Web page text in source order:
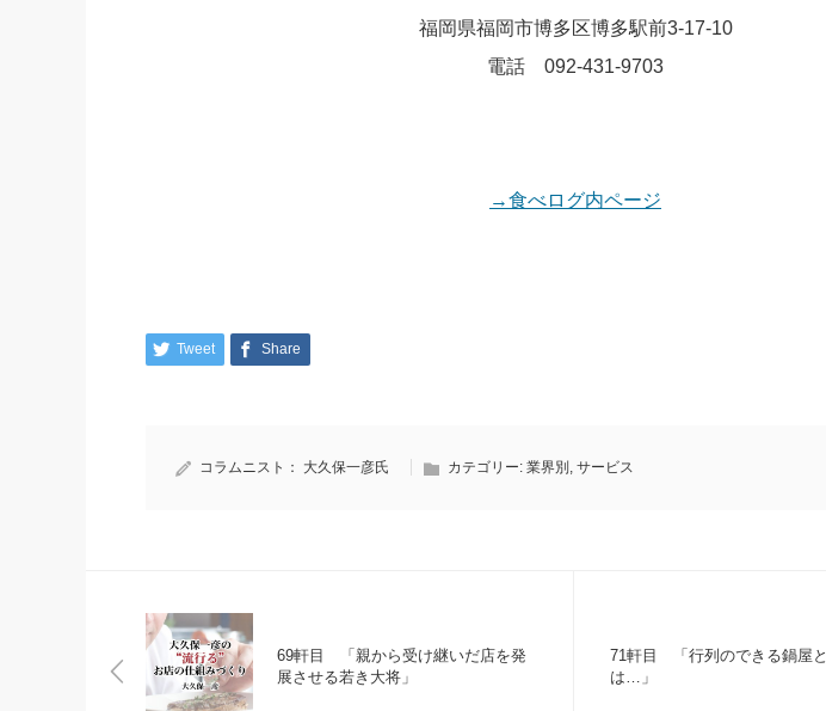
福岡県福岡市博多区博多駅前3-17-10
電話 092-431-9703
→食べログ内ページ
Tweet Share
コラムニスト： 大久保一彦氏 カテゴリー: 業界別 , サービス
69軒目 「親から受け継いだ店を発
展させる若き大将」
71軒目 「行列のできる鍋屋と
は…」